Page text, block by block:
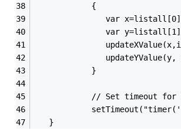
            {
var
var
updateYValue(y,
            }
// Set timeout for
   }